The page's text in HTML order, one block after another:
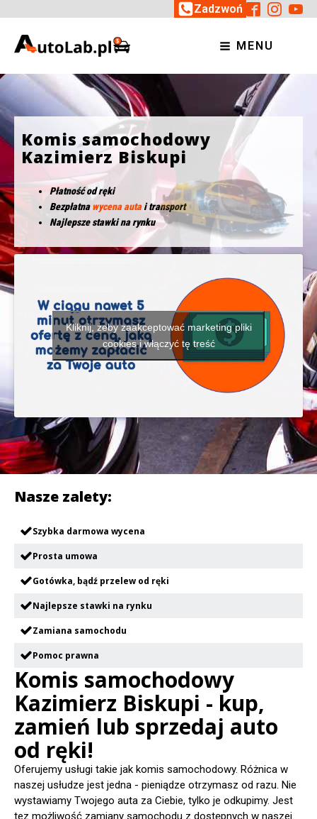
Zadzwoń
MENU
Komis samochodowy
Kazimierz Biskupi
Płatność od ręki
Bezpłatnawycena autai transport
Najlepsze stawki na rynku
Kliknij, żeby zaakceptować marketing pliki
cookies i włączyć tę treść
Nasze zalety:
Szybka darmowa wycena
Prosta umowa
Gotówka, bądź przelew od ręki
Najlepsze stawki na rynku
Zamiana samochodu
Pomoc prawna
Komis samochodowy
Kazimierz Biskupi - kup,
zamień lub sprzedaj auto
od ręki!
Oferujemy usługi takie jak komis samochodowy. Różnica w
naszej usłudze jest jedna - pieniądze otrzymasz od razu. Nie
wystawiamy Twojego auta za Ciebie, tylko je odkupimy. Jest
tez możliwość zamiany samochodu z dostępnych w naszej